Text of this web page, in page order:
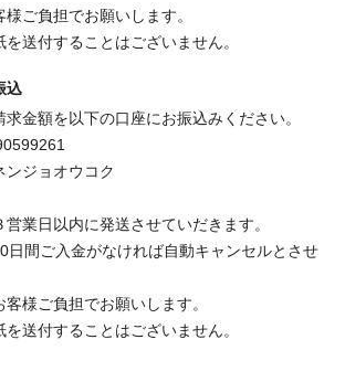
ご負担でお願いします。
送付することはございません。
込
金額を以下の口座にお振込みください。
ンジョオウコク
業日以内に発送させていだきます。
間ご入金がなければ自動キャンセルとさせ
様ご負担でお願いします。
送付することはございません。